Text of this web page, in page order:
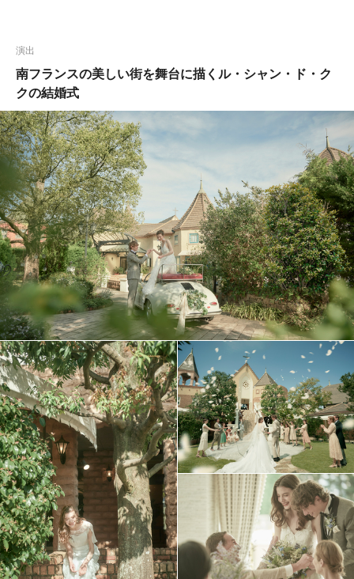
南フランスの美しい街を舞台に描くル・シャン・ド・ク
クの結婚式
演出